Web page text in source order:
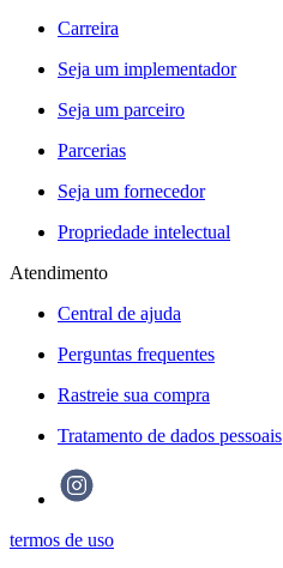
Carreira
Seja um implementador
Seja um parceiro
Parcerias
Seja um fornecedor
Propriedade intelectual
Atendimento
Central de ajuda
Perguntas frequentes
Rastreie sua compra
Tratamento de dados pessoais
termos de uso